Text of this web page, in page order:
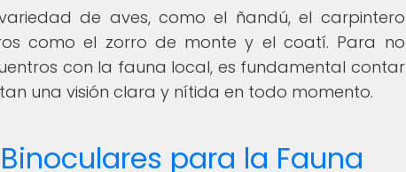
de aves, como el ñandú, el carpintero
como el zorro de monte y el coatí. Para no
con la fauna local, es fundamental contar
una visión clara y nítida en todo momento.
para la Fauna